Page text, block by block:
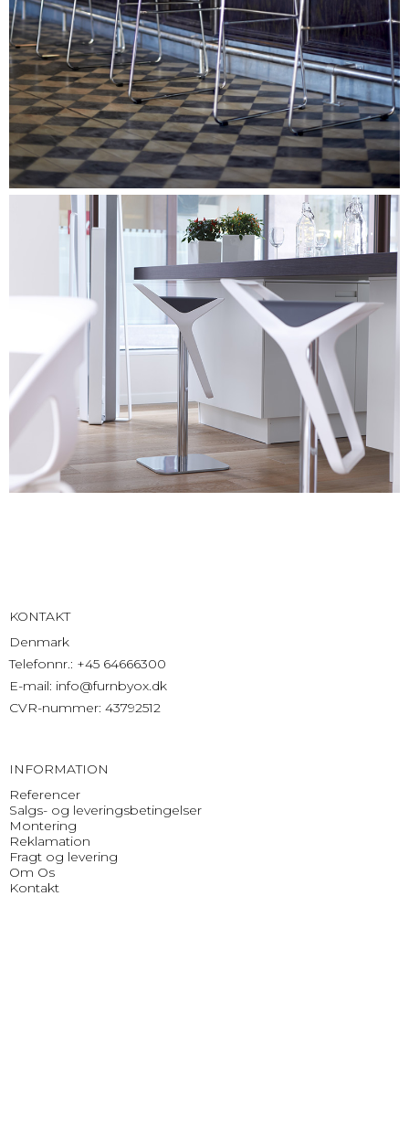
KONTAKT
Denmark
Telefonnr.: +45 64666300
E-mail: info@furnbyox.dk
CVR-nummer: 43792512
INFORMATION
Referencer
Salgs- og leveringsbetingelser
Montering
Reklamation
Fragt og levering
Om Os
Kontakt